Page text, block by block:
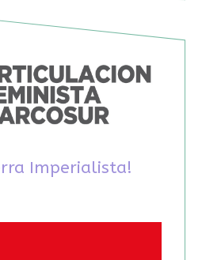
Imperialista!